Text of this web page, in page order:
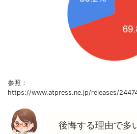
参照：
https://www.atpress.ne.jp/releases/
後悔する理由で多